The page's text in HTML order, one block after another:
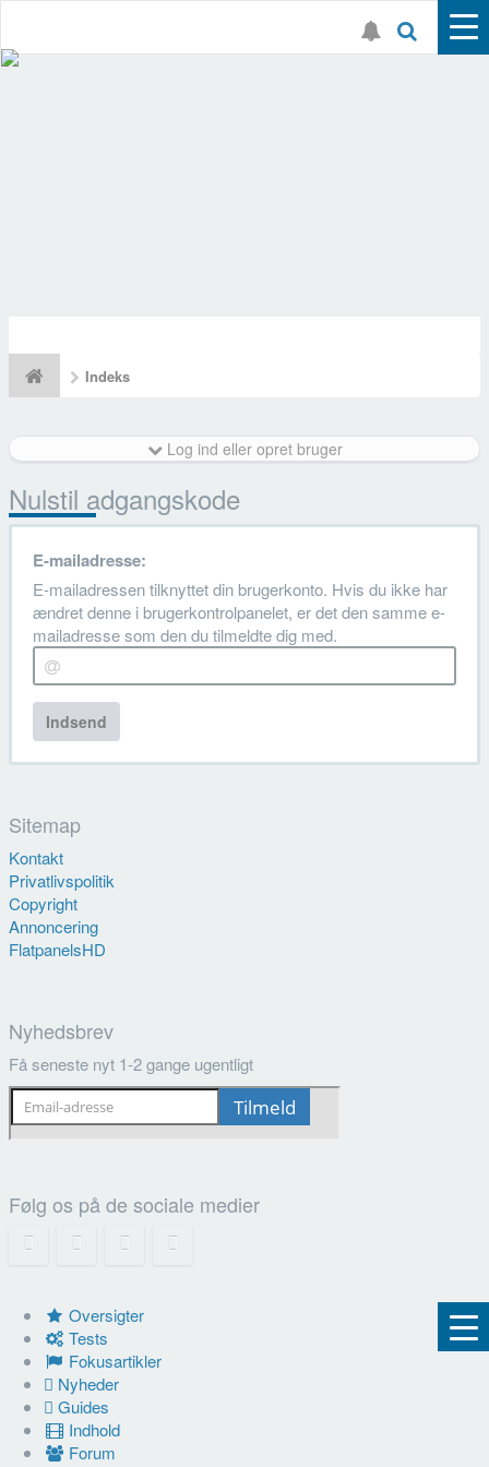
Indeks
Log ind eller opret bruger
Nulstil adgangskode
E-mailadresse:
E-mailadressen tilknyttet din brugerkonto. Hvis du ikke har
ændret denne i brugerkontrolpanelet, er det den samme e-
mailadresse som den du tilmeldte dig med.
Indsend
Sitemap
Kontakt
Privatlivspolitik
Copyright
Annoncering
FlatpanelsHD
Nyhedsbrev
Få seneste nyt 1-2 gange ugentligt
Følg os på de sociale medier
Oversigter
Tests
Fokusartikler
Nyheder
Guides
Indhold
Forum